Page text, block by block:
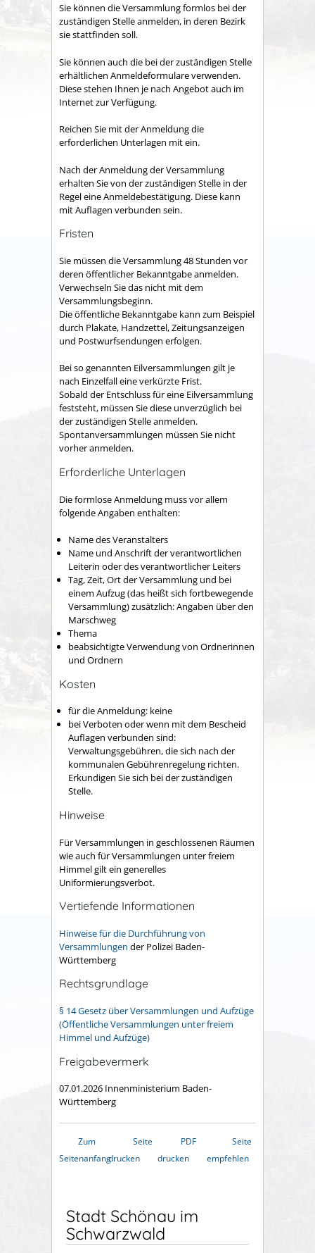
Sie können die Versammlung formlos bei der
zuständigen Stelle anmelden, in deren Bezirk
sie stattfinden soll.
Sie können auch die bei der zuständigen Stelle
erhältlichen Anmeldeformulare verwenden.
Diese stehen Ihnen je nach Angebot auch im
Internet zur Verfügung.
Reichen Sie mit der Anmeldung die
erforderlichen Unterlagen mit ein.
Nach der Anmeldung der Versammlung
erhalten Sie von der zuständigen Stelle in der
Regel eine Anmeldebestätigung. Diese kann
mit Auflagen verbunden sein.
Fristen
Sie müssen die Versammlung 48 Stunden vor
deren öffentlicher Bekanntgabe anmelden.
Verwechseln Sie das nicht mit dem
Versammlungsbeginn.
Die öffentliche Bekanntgabe kann zum Beispiel
durch Plakate, Handzettel, Zeitungsanzeigen
und Postwurfsendungen erfolgen.
Bei so genannten Eilversammlungen gilt je
nach Einzelfall eine verkürzte Frist.
Sobald der Entschluss für eine Eilversammlung
feststeht, müssen Sie diese unverzüglich bei
der zuständigen Stelle anmelden.
Spontanversammlungen müssen Sie nicht
vorher anmelden.
Erforderliche Unterlagen
Die formlose Anmeldung muss vor allem
folgende Angaben enthalten:
Name des Veranstalters
Name und Anschrift der verantwortlichen
Leiterin oder des verantwortlicher Leiters
Tag, Zeit, Ort der Versammlung und bei
einem Aufzug (das heißt sich fortbewegende
Versammlung) zusätzlich: Angaben über den
Marschweg
Thema
beabsichtigte Verwendung von Ordnerinnen
und Ordnern
Kosten
für die Anmeldung: keine
bei Verboten oder wenn mit dem Bescheid
Auflagen verbunden sind:
Verwaltungsgebühren, die sich nach der
kommunalen Gebührenregelung richten.
Erkundigen Sie sich bei der zuständigen
Stelle.
Hinweise
Für Versammlungen in geschlossenen Räumen
wie auch für Versammlungen unter freiem
Himmel gilt ein generelles
Uniformierungsverbot.
Vertiefende Informationen
Hinweise für die Durchführung von
Versammlungen der Polizei Baden-
Württemberg
Rechtsgrundlage
§ 14 Gesetz über Versammlungen und Aufzüge
(Öffentliche Versammlungen unter freiem
Himmel und Aufzüge)
Freigabevermerk
07.01.2026 Innenministerium Baden-
Württemberg
Zum
Seitenanfang
Seite
drucken
PDF
drucken
Seite
empfehlen
Stadt Schönau im
Schwarzwald